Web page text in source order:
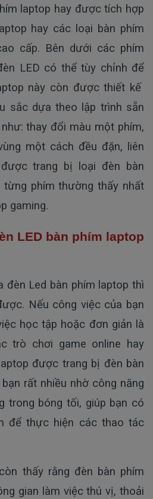
laptop hay được tích hợp
hay các loại bàn phím
cấp. Bên dưới các phím
LED có thể tùy chỉnh để
này còn được thiết kế
sắc dựa theo lập trình sẵn
thay đổi màu một phím,
một cách đều đặn, liên
trang bị loại đèn bàn
phím thường thấy nhất
gaming.
LED bàn phím laptop
đèn Led bàn phím laptop thì
Nếu công việc của bạn
học tập hoặc đơn giản là
trò chơi game online hay
được trang bị đèn bàn
rất nhiều nhờ công năng
trong bóng tối, giúp bạn có
để thực hiện các thao tác
thấy rằng đèn bàn phím
gian làm việc thú vị, thoải